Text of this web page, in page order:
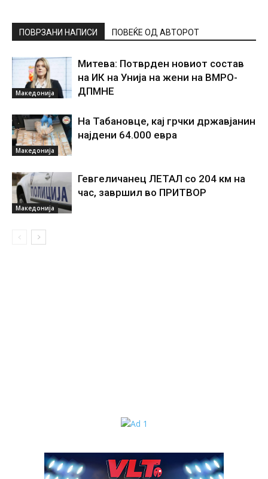
ПОВРЗАНИ НАПИСИ ПОВЕЌЕ ОД АВТОРОТ
Македонија
Митева: Потврден новиот состав
на ИК на Унија на жени на ВМРО-
ДПМНЕ
Македонија
На Табановце, кај грчки државјанин
најдени 64.000 евра
Македонија
Гевгеличанец ЛЕТАЛ со 204 км на
час, завршил во ПРИТВОР